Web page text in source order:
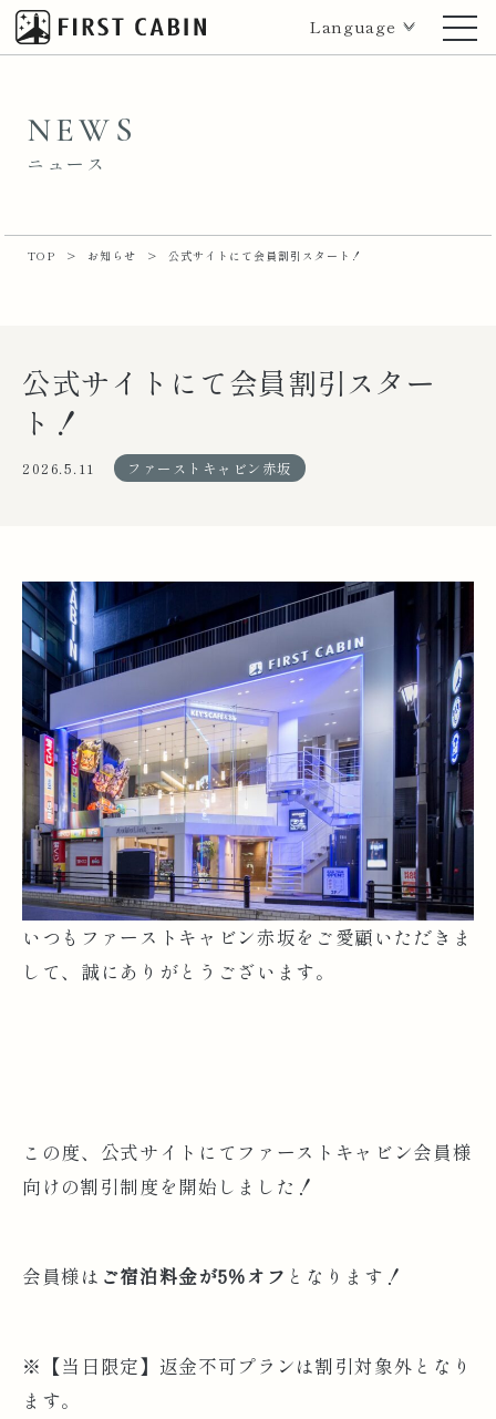
Language
NEWS
ニュース
TOP > お知らせ > 公式サイトにて会員割引スタート！
公式サイトにて会員割引スター
ト！
2026.5.11 ファーストキャビン赤坂
いつもファーストキャビン赤坂をご愛顧いただきま
して、誠にありがとうございます。
この度、公式サイトにてファーストキャビン会員様
向けの割引制度を開始しました！
会員様は ご宿泊料金が5％オフ となります！
※【当日限定】返金不可プランは割引対象外となり
ます。